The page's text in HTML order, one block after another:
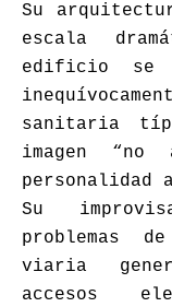
Su
escala
edificio se
sanitaria
imagen
personalidad
Su
problemas
viaria
accesos